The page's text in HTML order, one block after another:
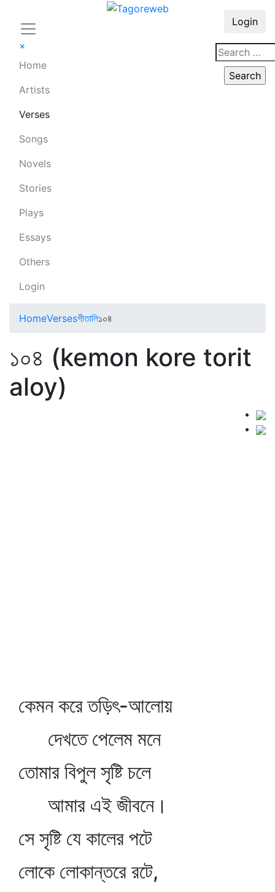
×
Home
Artists
Verses
Songs
Novels
Stories
Plays
Essays
Others
Login
Login
HomeVersesগীতালি১০৪
১০৪ (kemon kore torit
aloy)
কেমন করে তড়িৎ-আলোয়
দেখতে পেলেম মনে
তোমার বিপুল সৃষ্টি চলে
আমার এই জীবনে।
সে সৃষ্টি যে কালের পটে
লোকে লোকান্তরে রটে,